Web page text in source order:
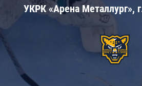
УКРК «Арена Металлург»,